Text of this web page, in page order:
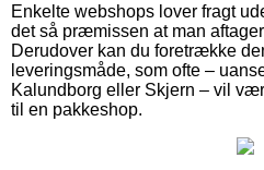
Enkelte webshops lover fragt
det så præmissen at man
Derudover kan du foretrække
leveringsmåde, som ofte –
Kalundborg eller Skjern – vil
til en pakkeshop.